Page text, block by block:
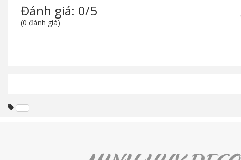
Đánh giá: 0/5
(0 đánh giá)